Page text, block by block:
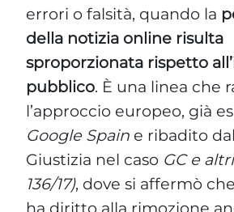
errori o falsità, quando la
della notizia online risulta
sproporzionata rispetto
pubblico. È una linea che
l’approccio europeo, già
Google Spain e ribadito
Giustizia nel caso GC e
136/17), dove si affermò
ha diritto alla rimozione